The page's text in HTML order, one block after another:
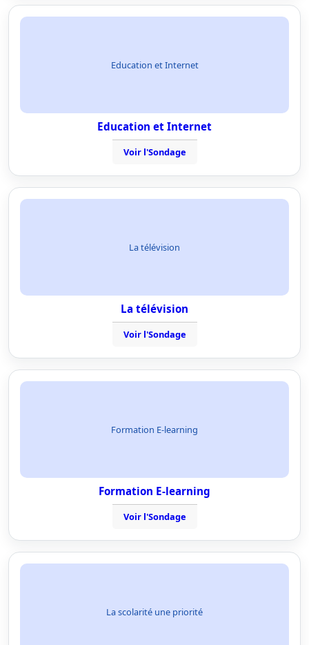
Education et Internet
Education et Internet
Voir l'Sondage
La télévision
La télévision
Voir l'Sondage
Formation E-learning
Formation E-learning
Voir l'Sondage
La scolarité une priorité